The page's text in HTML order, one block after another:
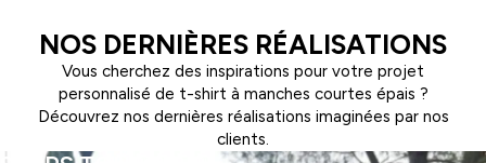
NOS DERNIÈRES RÉALISATIONS
Vous cherchez des inspirations pour votre projet
personnalisé de t-shirt à manches courtes épais ?
Découvrez nos dernières réalisations imaginées par nos
clients.